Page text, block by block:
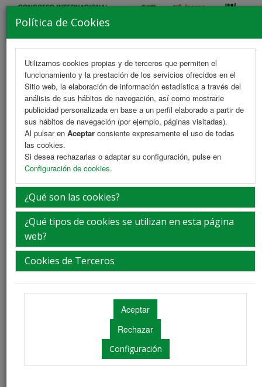
Política de Cookies
Utilizamos cookies propias y de terceros que permiten el
funcionamiento y la prestación de los servicios ofrecidos en el
Sitio web, la elaboración de información estadística a través del
análisis de sus hábitos de navegación, así como mostrarle
publicidad personalizada en base a un perfil elaborado a partir de
sus hábitos de navegación (por ejemplo, páginas visitadas).
Al pulsar en Aceptar consiente expresamente el uso de todas
las cookies.
Si desea rechazarlas o adaptar su configuración, pulse en
Configuración de cookies.
¿Qué son las cookies?
¿Qué tipos de cookies se utilizan en esta página
web?
Cookies de Terceros
Configuración
MENU
La Ciudad
Bienvenidos a Mérida
Este congreso está acogido al cumplimiento del Código Ético de
FENIN. En cumplimiento de los mismos, incluimos link a la página web
de la oficina de turismo de la ciudad de Mérida.
Más información